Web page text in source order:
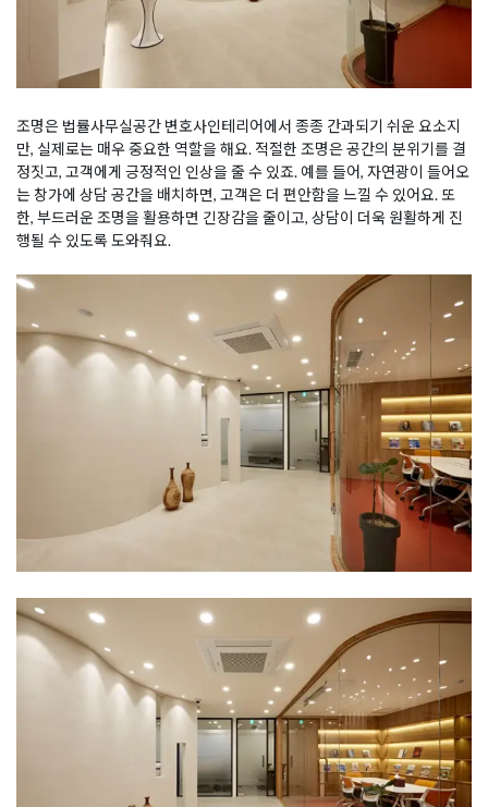
조명은 법률사무실공간 변호사인테리어에서 종종 간과되기 쉬운 요소지
만, 실제로는 매우 중요한 역할을 해요. 적절한 조명은 공간의 분위기를 결
정짓고, 고객에게 긍정적인 인상을 줄 수 있죠. 예를 들어, 자연광이 들어오
는 창가에 상담 공간을 배치하면, 고객은 더 편안함을 느낄 수 있어요. 또
한, 부드러운 조명을 활용하면 긴장감을 줄이고, 상담이 더욱 원활하게 진
행될 수 있도록 도와줘요.